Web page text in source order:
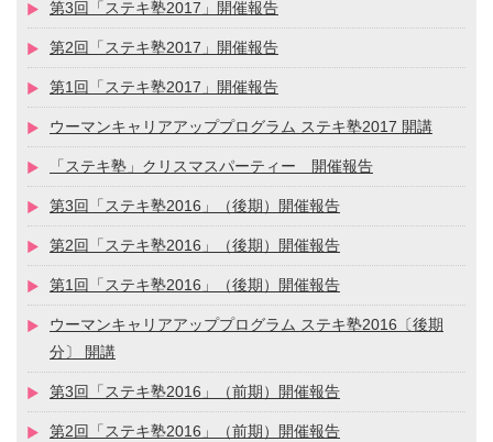
第3回「ステキ塾2017」開催報告
第2回「ステキ塾2017」開催報告
第1回「ステキ塾2017」開催報告
ウーマンキャリアアッププログラム ステキ塾2017 開講
「ステキ塾」クリスマスパーティー 開催報告
第3回「ステキ塾2016」（後期）開催報告
第2回「ステキ塾2016」（後期）開催報告
第1回「ステキ塾2016」（後期）開催報告
ウーマンキャリアアッププログラム ステキ塾2016〔後期
分〕 開講
第3回「ステキ塾2016」（前期）開催報告
第2回「ステキ塾2016」（前期）開催報告